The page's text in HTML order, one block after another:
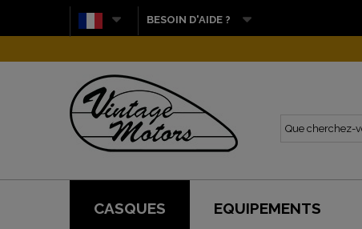
BESOIN D'AIDE ?
CASQUES EQUIPEMENTS